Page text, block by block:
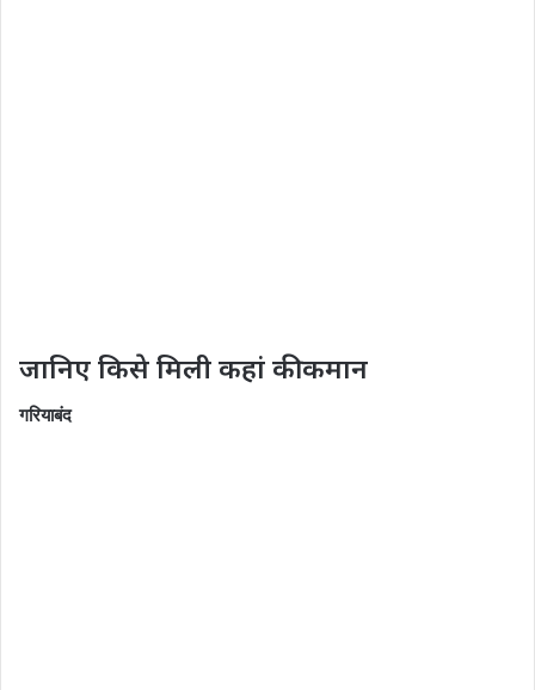
जानिए किसे मिली कहां की कमान
गरियाबंद